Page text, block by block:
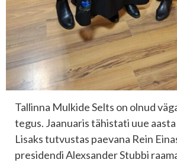
Tallinna Mulkide Selts on olnud
tegus. Jaanuaris tähistati uue
Lisaks tutvustas paevana Rein
presidendi Alexsander Stubbi